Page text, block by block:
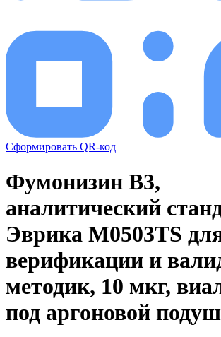
Сформировать QR-код
Фумонизин B3,
аналитический
Эврика M0503TS
верификации и
методик, 10 мкг,
под аргоновой